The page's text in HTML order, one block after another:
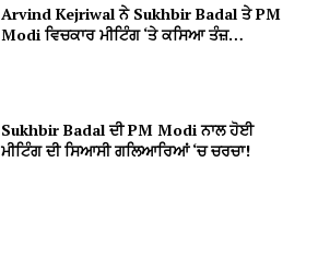
Arvind Kejriwal ਨੇ Sukhbir Badal ਤੇ PM
Modi ਵਿਚਕਾਰ ਮੀਟਿੰਗ ‘ਤੇ ਕਸਿਆ ਤੰਜ਼…
Sukhbir Badal ਦੀ PM Modi ਨਾਲ ਹੋਈ
ਮੀਟਿੰਗ ਦੀ ਸਿਆਸੀ ਗਲਿਆਰਿਆਂ ‘ਚ ਚਰਚਾ!